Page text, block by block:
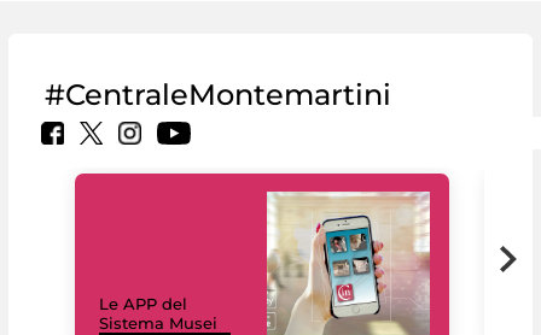
#CentraleMontemartini
Le APP del
Sistema Musei